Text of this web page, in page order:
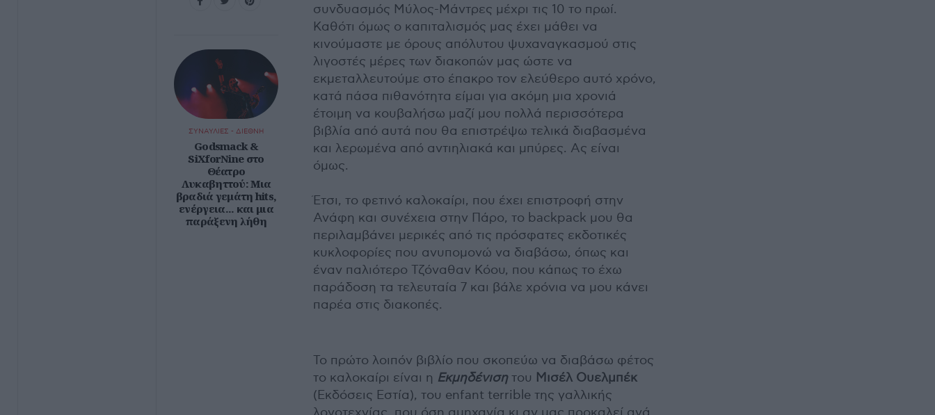
ΣΥΝΑΥΛΙΕΣ - ΔΙΕΘΝΗ
Godsmack &
SiXforNine στο
Θέατρο
Λυκαβηττού: Μια
βραδιά γεμάτη hits,
ενέργεια... και μια
παράξενη λήθη
συνδυασμός Μύλος-Μάντρες μέχρι τις 10 το πρωί.
Καθότι όμως ο καπιταλισμός μας έχει μάθει να
κινούμαστε με όρους απόλυτου ψυχαναγκασμού στις
λιγοστές μέρες των διακοπών μας ώστε να
εκμεταλλευτούμε στο έπακρο τον ελεύθερο αυτό χρόνο,
κατά πάσα πιθανότητα είμαι για ακόμη μια χρονιά
έτοιμη να κουβαλήσω μαζί μου πολλά περισσότερα
βιβλία από αυτά που θα επιστρέψω τελικά διαβασμένα
και λερωμένα από αντιηλιακά και μπύρες. Ας είναι
όμως.
Έτσι, το φετινό καλοκαίρι, που έχει επιστροφή στην
Ανάφη και συνέχεια στην Πάρο, το backpack μου θα
περιλαμβάνει μερικές από τις πρόσφατες εκδοτικές
κυκλοφορίες που ανυπομονώ να διαβάσω, όπως και
έναν παλιότερο Τζόναθαν Κόου, που κάπως το έχω
παράδοση τα τελευταία 7 και βάλε χρόνια να μου κάνει
παρέα στις διακοπές.
Το πρώτο λοιπόν βιβλίο που σκοπεύω να διαβάσω φέτος
το καλοκαίρι είναι η Εκμηδένισητου Μισέλ Ουελμπέκ
(Εκδόσεις Εστία), του enfant terrible της γαλλικής